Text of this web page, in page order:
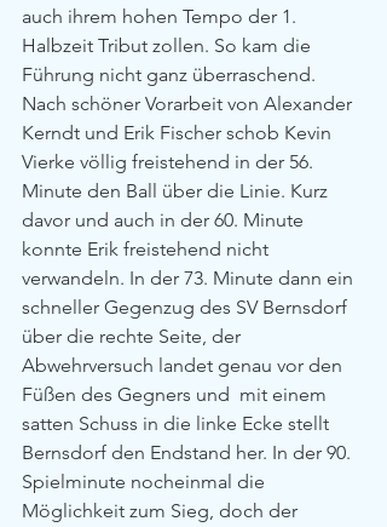
auch ihrem hohen Tempo der 1.
Halbzeit Tribut zollen. So kam die
Führung nicht ganz überraschend.
Nach schöner Vorarbeit von Alexander
Kerndt und Erik Fischer schob Kevin
Vierke völlig freistehend in der 56.
Minute den Ball über die Linie. Kurz
davor und auch in der 60. Minute
konnte Erik freistehend nicht
verwandeln. In der 73. Minute dann ein
schneller Gegenzug des SV Bernsdorf
über die rechte Seite, der
Abwehrversuch landet genau vor den
Füßen des Gegners und  mit einem
satten Schuss in die linke Ecke stellt
Bernsdorf den Endstand her. In der 90.
Spielminute nocheinmal die
Möglichkeit zum Sieg, doch der